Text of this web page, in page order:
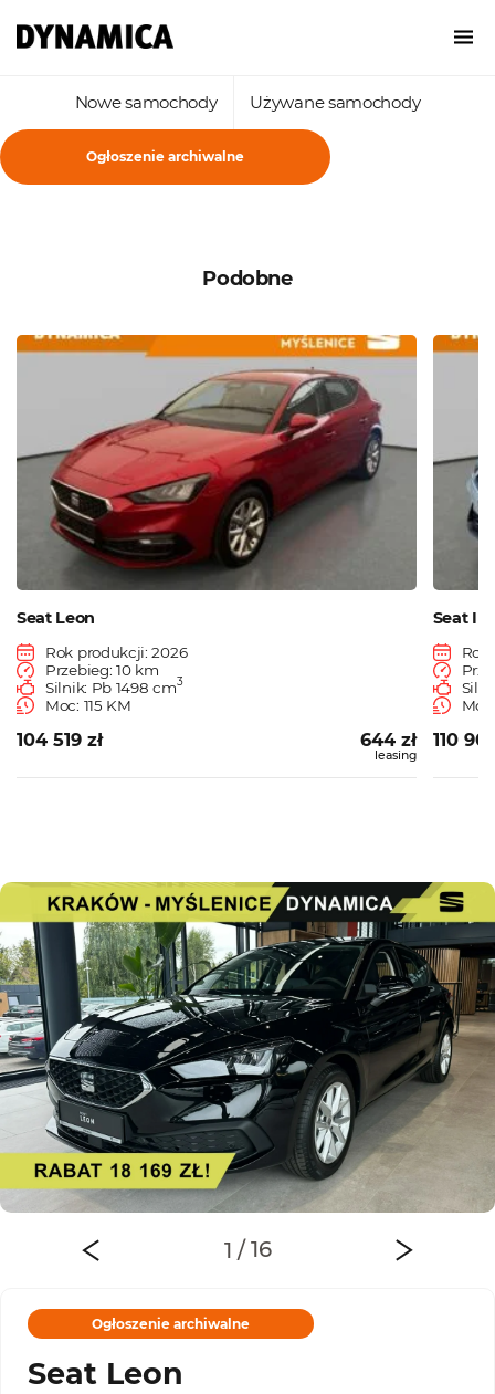
Nowe samochody Używane samochody
Ogłoszenie archiwalne
Podobne
Seat Leon
Rok produkcji: 2026
Przebieg: 10 km
Silnik: Pb 1498 cm3
Moc: 115 KM
104 519 zł 644 zł
leasing
Seat
Rok
110
Ogłoszenie archiwalne
Seat Leon